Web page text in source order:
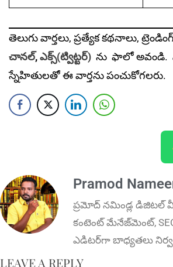
తెలుగు వార్తలు, ప్రత్యేక కథనాలు,
చానల్,ఎక్స్(ట్విట్టర్) ను ఫాలో అవండి.
స్నేహితులతో ఈ వార్తను పంచుకోగలరు.
Pramod
ప్ర‌మోద్ న‌మిండ్ల‌ డిజిట‌ల్
కంటెంట్ మేనేజ్‌మెంట్‌,
ఎడిటర్‌గా బాధ్యతలు
LEAVE A REPLY